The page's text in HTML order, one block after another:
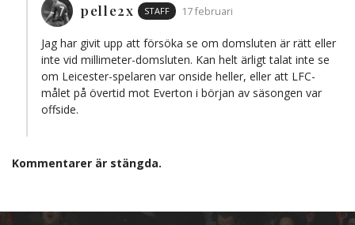
pelle2x STAFF 17 februari
Jag har givit upp att försöka se om domsluten är rätt eller
inte vid millimeter-domsluten. Kan helt ärligt talat inte se
om Leicester-spelaren var onside heller, eller att LFC-
målet på övertid mot Everton i början av säsongen var
offside.
Kommentarer är stängda.